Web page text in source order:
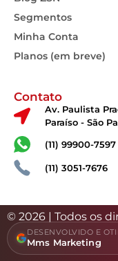
Segmentos
Minha Conta
Planos (em breve)
Contato
Av. Paulista
Paraíso - São
(11) 99900-7597
(11) 3051-7676
© 2026 | Todos os
DESENVOLVIDO E
Mms Marketing